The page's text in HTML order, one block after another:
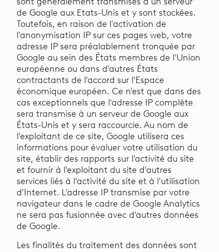
de Google aux Etats-Unis et y sont stockées.
Toutefois, en raison de l'activation de
l'anonymisation IP sur ces pages web, votre
adresse IP sera préalablement tronquée par
Google au sein des États membres de l'Union
européenne ou dans d'autres États
contractants de l'accord sur l'Espace
économique européen. Ce n'est que dans des
cas exceptionnels que l'adresse IP complète
sera transmise à un serveur de Google aux
États-Unis et y sera raccourcie. Au nom de
l'exploitant de ce site, Google utilisera ces
informations pour évaluer votre utilisation du
site, établir des rapports sur l'activité du site
et fournir à l'exploitant du site d'autres
services liés à l'activité du site et à l'utilisation
d'Internet. L'adresse IP transmise par votre
navigateur dans le cadre de Google Analytics
ne sera pas fusionnée avec d'autres données
de Google.
Les finalités du traitement des données sont